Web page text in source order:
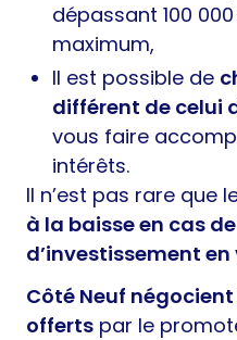
dépassant 100
maximum,
Il est possible de
différent de celui
vous faire
intérêts.
Il n’est pas rare que
à la baisse en cas
d’investissement
Côté Neuf
offerts par le